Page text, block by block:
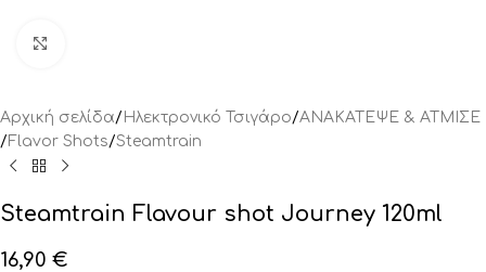
Αρχική σελίδα/ Ηλεκτρονικό Τσιγάρο/ΑΝΑΚΑΤΕΨΕ & ΑΤΜΙΣΕ
/ Flavor Shots/Steamtrain
Steamtrain Flavour shot Journey 120ml
16,90 €